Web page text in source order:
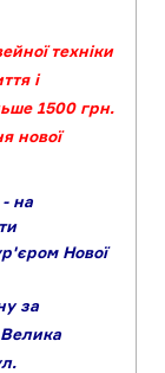
техніки
і
1500 грн.
нової
на
Нової
за